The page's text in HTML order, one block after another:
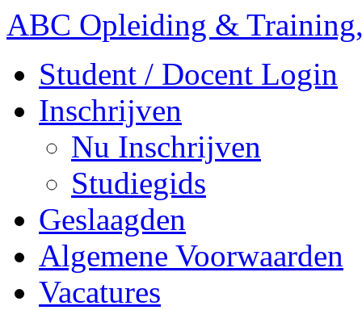
ABC Opleiding &
Student / Docent Login
Inschrijven
Nu Inschrijven
Studiegids
Geslaagden
Algemene Voorwaarden
Vacatures